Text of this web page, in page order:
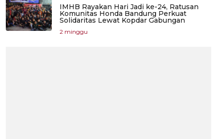
IMHB Rayakan Hari Jadi ke-24, Ratusan
Komunitas Honda Bandung Perkuat
Solidaritas Lewat Kopdar Gabungan
2 minggu